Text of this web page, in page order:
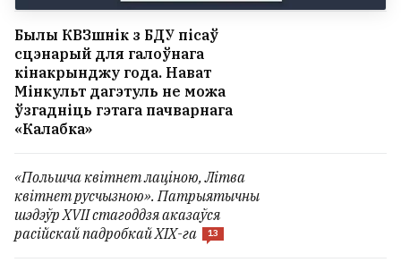
Былы КВЗшнік з БДУ пісаў
сцэнарый для галоўнага
кінакрынджу года. Нават
Мінкульт дагэтуль не можа
ўзгадніць гэтага пачварнага
«Калабка»
«Польшча квітнет лаціною, Літва
квітнет русчызною». Патрыятычны
шэдэўр XVII стагоддзя аказаўся
расійскай падробкай ХІХ-га
13